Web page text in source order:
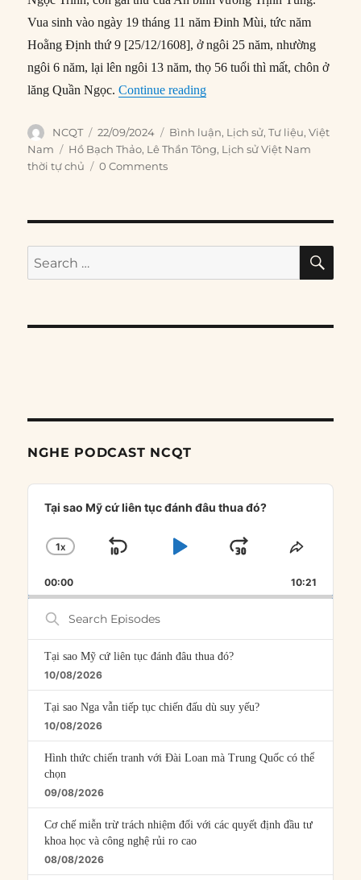
Vua sinh vào ngày 19 tháng 11 năm Đinh Mùi, tức năm
Hoằng Định thứ 9 [25/12/1608], ở ngôi 25 năm, nhường
ngôi 6 năm, lại lên ngôi 13 năm, thọ 56 tuổi thì mất, chôn ở
lăng Quần Ngọc.Continue reading“Bắt đầu thời kỳ Trịnh –
Author
NCQT
Posted
on
22/09/2024 Categories
Bình luận, Lịch sử,Tư liệu,Việt
Nam
Tags
Hồ Bạch Thảo, Lê Thần Tông, Lịch sử Việt Nam
thời tự chủ
0 Comments
Search
for:
NGHE PODCAST NCQT
Audio
Player
Tại sao Mỹ cứ liên tục đánh đâu thua đó?
CHANGE
RATE
1X
SKIP
PLAYJUMP
FORWARD
SHARE
00:00 10:21
Search
Episodes
Tại sao Mỹ cứ liên tục đánh đâu thua đó?
10/08/2026
Tại sao Nga vẫn tiếp tục chiến đấu dù suy yếu?
10/08/2026
Hình thức chiến tranh với Đài Loan mà Trung Quốc có thể
chọn
09/08/2026
Cơ chế miễn trừ trách nhiệm đối với các quyết định đầu tư
khoa học và công nghệ rủi ro cao
08/08/2026